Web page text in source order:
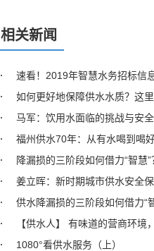
相关新闻
速看！2019年智慧水务招标信
如何更好地保障供水水质？这
马军：饮用水面临的挑战与安
福州供水70年：从有水喝到喝
降漏损的三阶段如何借力“智慧”
姜立晖：新时期城市供水安全
供水降漏损的三阶段如何借力“
【供水人】 有味道的营商环境
1080°看供水服务（上）